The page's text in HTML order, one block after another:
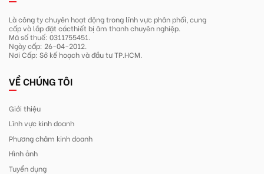
Là công ty chuyên hoạt động trong lĩnhvực phân phối, cung
cấp và lắp đặt cácthiết bị âm thanh chuyên nghiệp.
Mã số thuế: 0311755451.
Ngày cấp: 26-04-2012.
Nơi Cấp: Sở kế hoạch và đầu tư TP.HCM.
VỀ CHÚNG TÔI
Giới thiệu
Lĩnh vực kinh doanh
Phương châm kinh doanh
Hình ảnh
Tuyển dụng